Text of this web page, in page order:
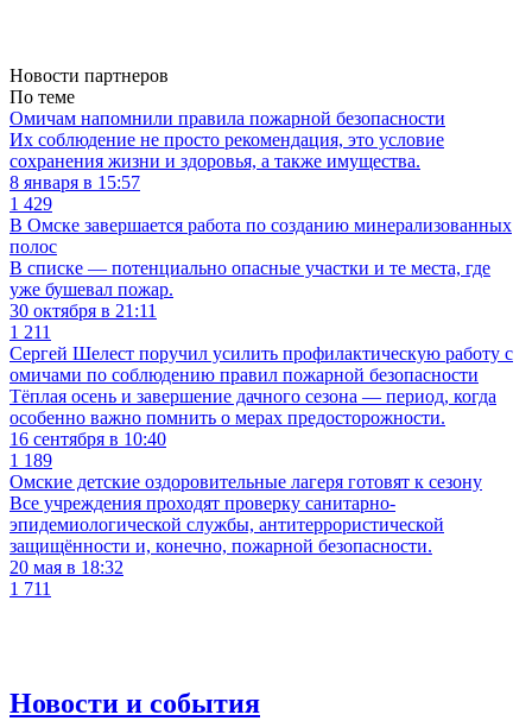
Новости партнеров
По теме
Омичам напомнили правила пожарной безопасности
Их соблюдение не просто рекомендация, это условие
сохранения жизни и здоровья, а также имущества.
8 января в 15:57
1 429
В Омске завершается работа по созданию минерализованных
полос
В списке — потенциально опасные участки и те места, где
уже бушевал пожар.
30 октября в 21:11
1 211
Сергей Шелест поручил усилить профилактическую работу с
омичами по соблюдению правил пожарной безопасности
Тёплая осень и завершение дачного сезона — период, когда
особенно важно помнить о мерах предосторожности.
16 сентября в 10:40
1 189
Омские детские оздоровительные лагеря готовят к сезону
Все учреждения проходят проверку санитарно-
эпидемиологической службы, антитеррористической
защищённости и, конечно, пожарной безопасности.
20 мая в 18:32
1 711
Новости и события